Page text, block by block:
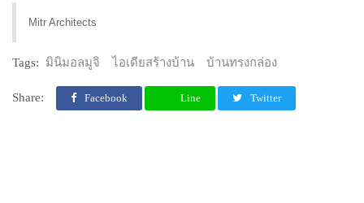
Mitr Architects
Tags: มินิมอลมูจิ ไอเดียสร้างบ้าน บ้านทรงกล่อง
Share: Facebook Line Twitter